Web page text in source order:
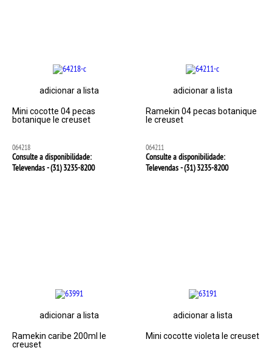
adicionar a lista
Mini cocotte 04 pecas
botanique le creuset
064218
Consulte a disponibilidade:
Televendas - (31)3235-8200
adicionar a lista
Ramekin 04 pecas botanique
le creuset
064211
Consulte a disponibilidade:
Televendas - (31)3235-8200
adicionar a lista
Ramekin caribe 200ml le
creuset
adicionar a lista
Mini cocotte violeta le creuset